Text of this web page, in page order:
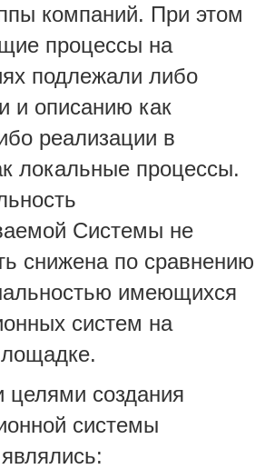
компаний. При этом
процессы на
подлежали либо
и описанию как
реализации в
локальные процессы.
Системы не
снижена по сравнению
имеющихся
систем на
создания
системы